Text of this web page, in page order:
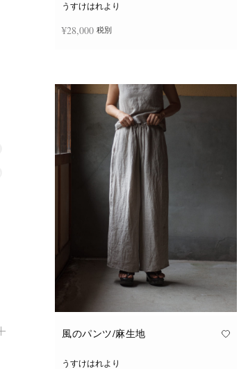
うすけはれより
¥28,000 税別
風のパンツ/麻生地
うすけはれより